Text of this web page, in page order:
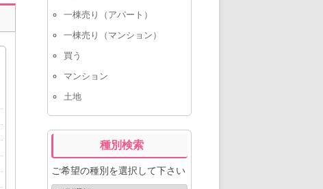
一棟売り（アパート）
一棟売り（マンション）
買う
マンション
土地
種別検索
ご希望の種別を選択して下さい